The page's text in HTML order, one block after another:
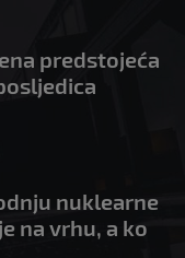
predstojeća
nuklearne
na vrhu, a ko